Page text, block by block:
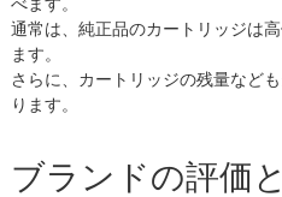
通常は、純正品のカートリッジは
ます。
さらに、カートリッジの残量など
ります。
ブランドの評価